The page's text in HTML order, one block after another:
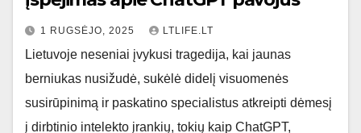
1 RUGSĖJO, 2025 LTLIFE.LT
Lietuvoje neseniai įvykusi tragedija, kai jaunas
berniukas nusižudė, sukėlė didelį visuomenės
susirūpinimą ir paskatino specialistus atkreipti dėmesį
į dirbtinio intelekto įrankių, tokių kaip ChatGPT,